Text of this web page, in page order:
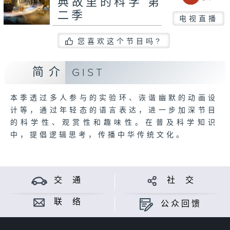
二季
电视直播
您喜欢这个节目吗?
简介 GIST
本季透过多人参与的实验环、诙谐幽默的动画设
计等，通过年轻态的语言表达，进一步加深节目
的科学性、观赏性和趣味性。在普及科学知识
中，提倡逻辑思考，传播中华传统文化。
交 通 社 交
联 络 公众回馈